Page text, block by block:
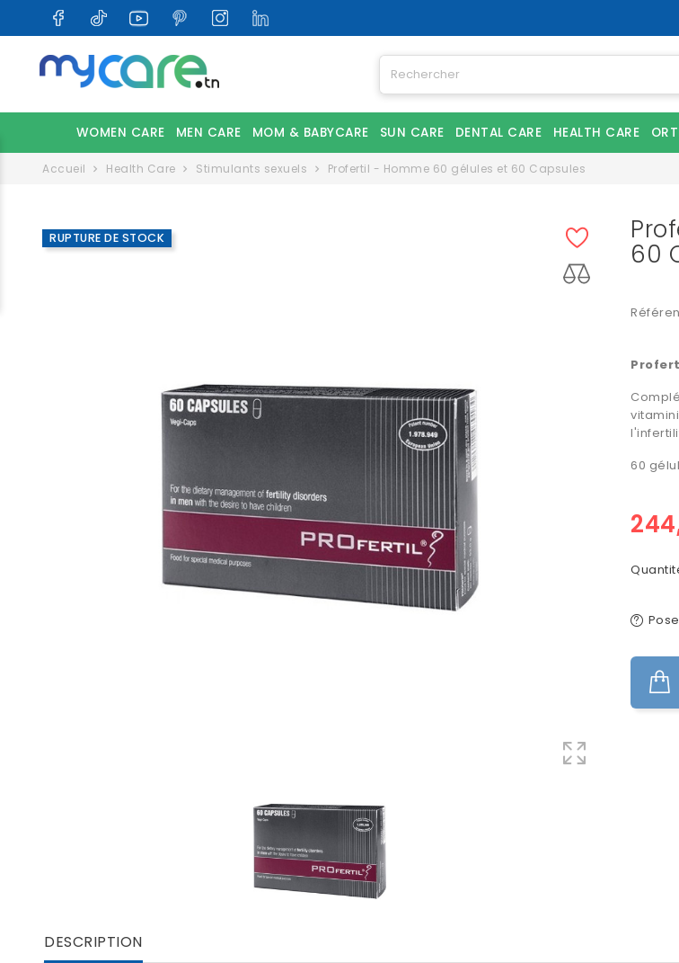
WOMEN CARE MEN CARE MOM & BABYCARE SUN CARE DENTAL CARE HEALTH CARE
Accueil Health Care Stimulants sexuels Profertil - Homme 60 gélules et 60 Capsules
RUPTURE DE STOCK
60
60
DESCRIPTION